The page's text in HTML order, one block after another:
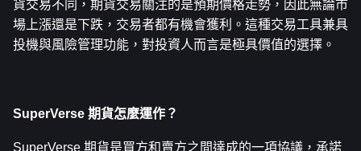
貨交易不同，期貨交易關注的是預期價格走勢，因此無論市
場上漲還是下跌，交易者都有機會獲利。這種交易工具兼具
投機與風險管理功能，對投資人而言是極具價值的選擇。
SuperVerse 期貨怎麼運作？
SuperVerse 期貨是買方和賣方之間達成的一項協議，承諾